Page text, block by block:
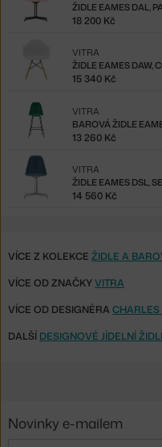
ŽIDLE EAMES DAL,
18 200 Kč
ŽIDLE EAMES DAW,
VITRA
15 340 Kč
BAROVÁ ŽIDLE
VITRA
13 260 Kč
ŽIDLE EAMES DSL,
VITRA
14 560 Kč
VÍCE Z KOLEKCE ŽIDLE A
VÍCE OD ZNAČKYVITRA
VÍCE OD DESIGNÉRA
DALŠÍ DESIGNOVÉ JÍDELNÍ
Novinky e-mailem